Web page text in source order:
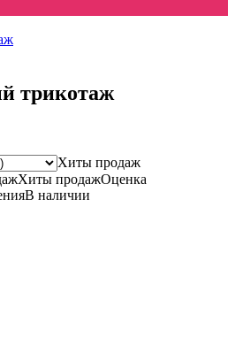
трикотаж
Хиты продаж
Хиты продажОценка
В наличии